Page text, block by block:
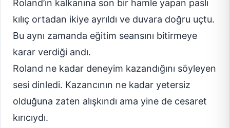
Roland’ın kalkanına son bir hamle yapan paslı
kılıç ortadan ikiye ayrıldı ve duvara doğru uçtu.
Bu aynı zamanda eğitim seansını bitirmeye
karar verdiği andı.
Roland ne kadar deneyim kazandığını söyleyen
sesi dinledi. Kazancının ne kadar yetersiz
olduğuna zaten alışkındı ama yine de cesaret
kırıcıydı.